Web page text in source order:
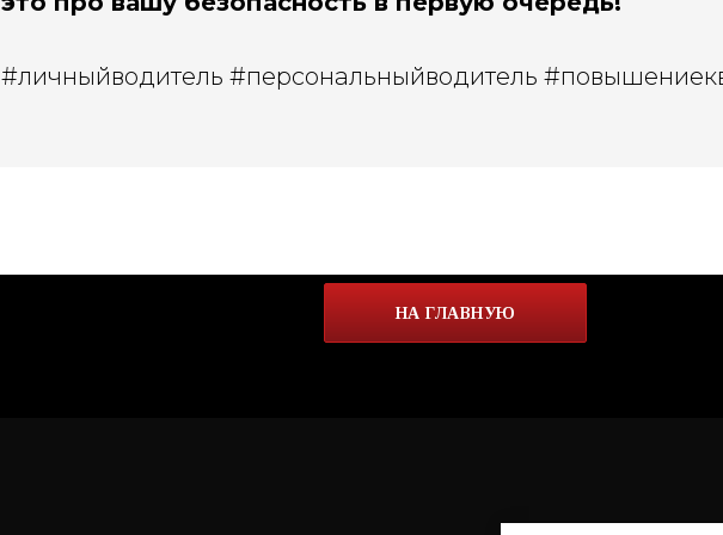
#личныйводитель #персональныйводитель
НА ГЛАВНУЮ